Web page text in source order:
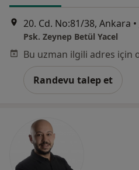
20. Cd. No:81/38, Ankara •
Psk. Zeynep Betül Yacel
Randevu talep et